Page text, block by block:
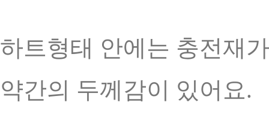
하트형태 안에는 충전재
약간의 두께감이 있어요.